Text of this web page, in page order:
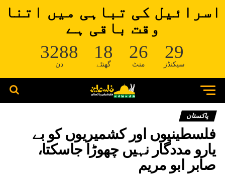
اسرائیل کی تباہی میں اتنا
وقت باقی ہے
3288
دن
18
گھنٹے
26
منٹ
29
سیکنڈز
پاکستان
فلسطینیوں اور کشمیریوں کو بے
یارو مددگار نہیں چھوڑا جاسکتا،
صابر ابو مریم